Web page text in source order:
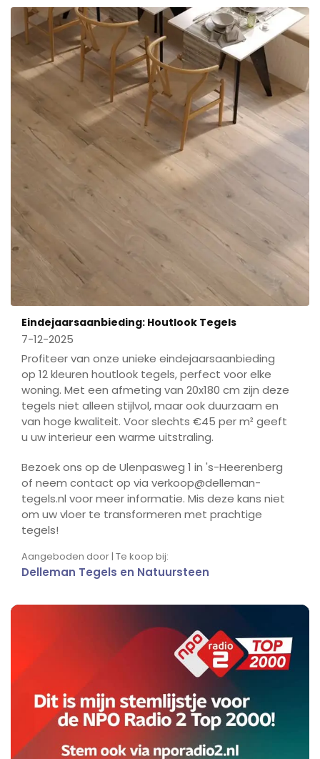
Eindejaarsaanbieding: Houtlook Tegels
7-12-2025
Profiteer van onze unieke eindejaarsaanbieding
op 12 kleuren houtlook tegels, perfect voor elke
woning. Met een afmeting van 20x180 cm zijn deze
tegels niet alleen stijlvol, maar ook duurzaam en
van hoge kwaliteit. Voor slechts €45 per m² geeft
u uw interieur een warme uitstraling.
Bezoek ons op de Ulenpasweg 1 in 's-Heerenberg
of neem contact op via verkoop@delleman-
tegels.nl voor meer informatie. Mis deze kans niet
om uw vloer te transformeren met prachtige
tegels!
Aangeboden door | Te koop bij:
Delleman Tegels en Natuursteen